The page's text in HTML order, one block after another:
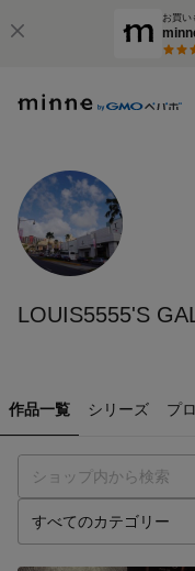
お買い
LOUIS5555'S
作品一覧 シリーズ プ